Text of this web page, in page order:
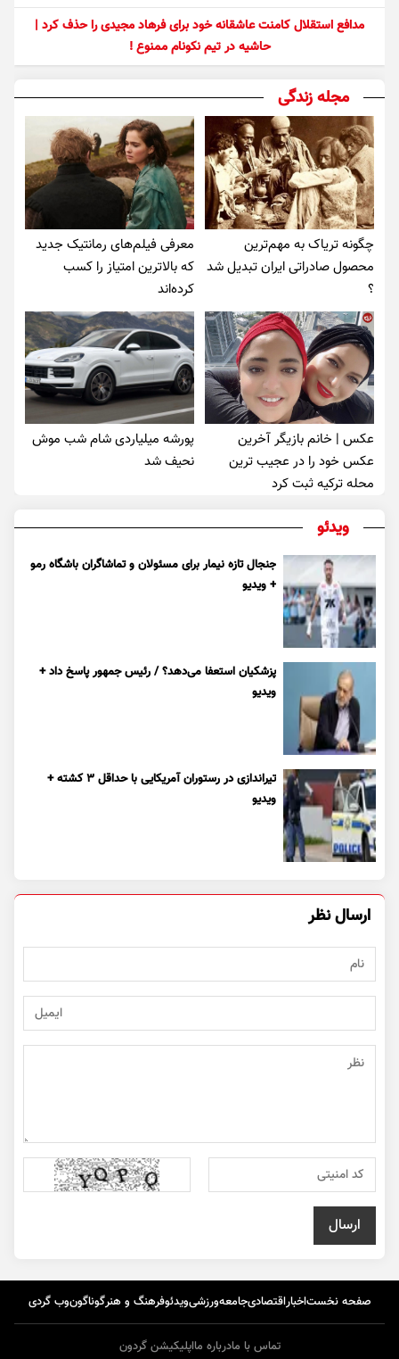
مدافع استقلال کامنت عاشقانه خود برای فرهاد مجیدی را حذف کرد |
حاشیه در تیم نکونام ممنوع !
مجله زندگی
چگونه تریاک به مهم‌ترین
محصول صادراتی ایران تبدیل شد
؟
معرفی فیلم‌های رمانتیک جدید
که بالاترین امتیاز را کسب
کرده‌اند
عکس | خانم بازیگر آخرین
عکس خود را در عجیب ترین
محله ترکیه ثبت کرد
پورشه میلیاردی شام شب موش‌
نحیف شد
ویدئو
جنجال تازه نیمار برای مسئولان و تماشاگران باشگاه رمو
+ ویدیو
پزشکیان استعفا می‌دهد؟ / رئیس جمهور پاسخ داد +
ویدیو
تیراندازی در رستوران آمریکایی با حداقل ۳ کشته +
ویدیو
ارسال نظر
صفحه نخستاخباراقتصادیجامعهورزشیویدئوفرهنگ و هنرگوناگونوب گردی
تماس با مادرباره مااپلیکیشن گردون